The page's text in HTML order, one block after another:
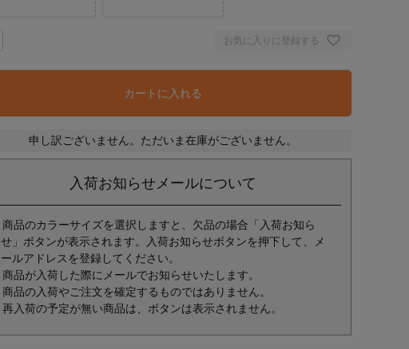
お気に入りに登録する
カートに入れる
申し訳ございません。ただいま在庫がございません。
入荷お知らせメールについて
商品のカラーサイズを選択しますと、欠品の場合「入荷お知ら
せ」ボタンが表示されます。入荷お知らせボタンを押下して、メ
ールアドレスを登録してください。
商品が入荷した際にメールでお知らせいたします。
商品の入荷やご注文を確定するものではありません。
再入荷の予定が無い商品は、ボタンは表示されません。